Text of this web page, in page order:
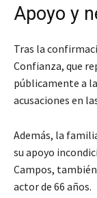
Apoyo y
Tras la
Confianza, que
públicamente a
acusaciones en
Además, la
su apoyo
Campos,
actor de 66 años.